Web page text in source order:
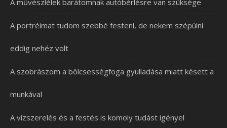
A portréimat tudom szebbé festeni, de nekem szépülni
eddig nehéz volt
A szobrászom a bölcsességfoga gyulladása miatt késett a
munkával
A vízszerelés és a festés is komoly tudást igényel